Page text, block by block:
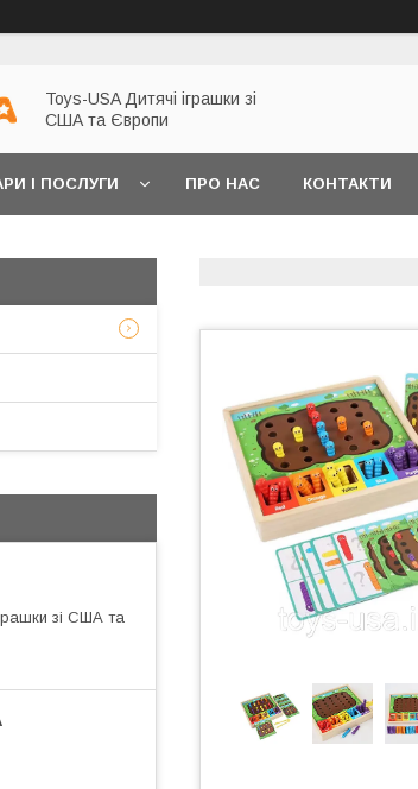
Toys-USA Дитячі іграшки зі
США та Європи
І ПОСЛУГИ ПРО НАС КОНТАКТИ
зі США та